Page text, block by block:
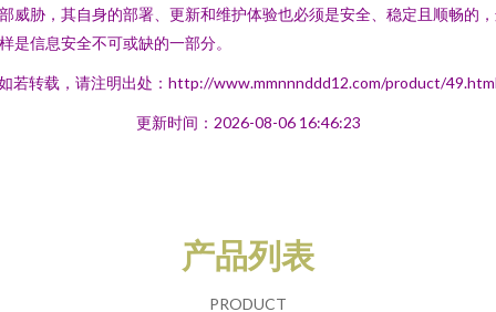
威胁，其自身的部署、更新和维护体验也必须是安全、稳定且顺畅的
是信息安全不可或缺的一部分。
若转载，请注明出处：http://www.mmnnnddd12.com/product/
更新时间：2026-08-06 16:46:23
产品列表
PRODUCT